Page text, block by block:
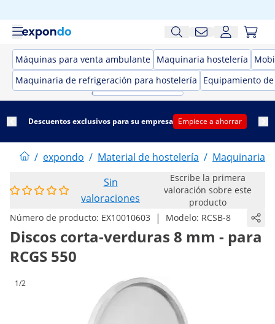
Máquinas para venta ambulante Maquinaria hostelería
Maquinaria de refrigeración para hostelería
Equipamiento
Descuentos exclusivos para su empresa Empiece a ahorrar
/ expondo / Material de hostelería / Maquinaria
Sin
valoraciones
Escribe la primera
valoración sobre este
producto
Número de producto: EX10010603 | Modelo: RCSB-8
Discos corta-verduras 8 mm - para
RCGS 550
1/2